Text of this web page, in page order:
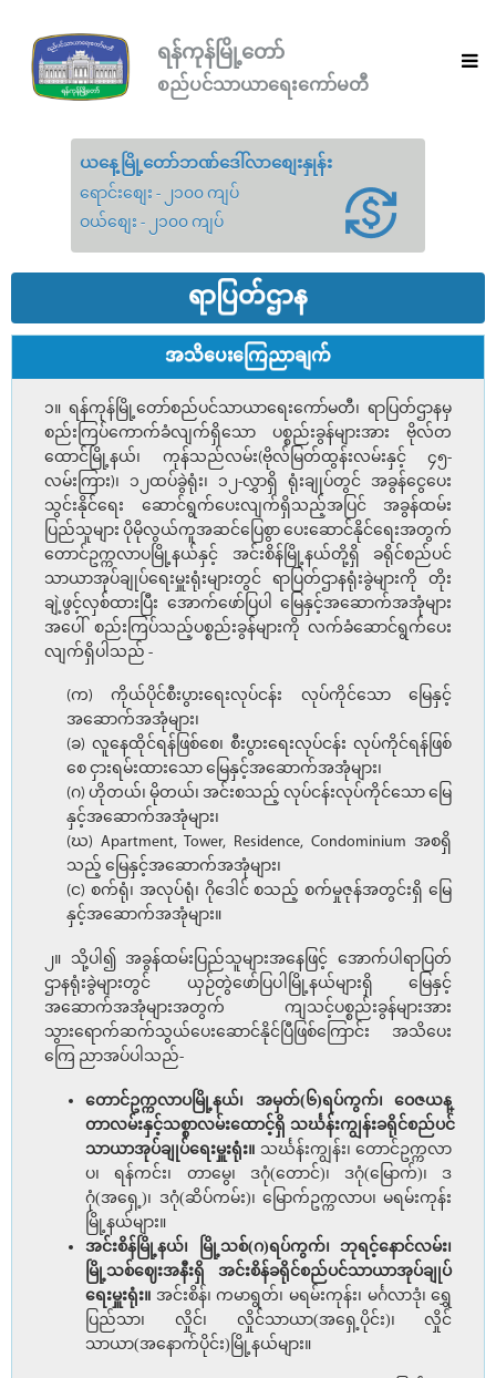
ရန်ကုန်မြို့တော်
စည်ပင်သာယာရေးကော်မတီ
ယနေ့မြို့တော်ဘဏ်ဒေါ်လာစျေးနှုန်း
ရောင်းစျေး - ၂၁၀၀ ကျပ်
ဝယ်စျေး - ၂၁၀၀ ကျပ်
ရာပြတ်ဌာန
အသိပေးကြေညာချက်
၁။ ရန်ကုန်မြို့တော်စည်ပင်သာယာရေးကော်မတီ၊ ရာပြတ်ဌာနမှ
စည်းကြပ်ကောက်ခံလျက်ရှိသော ပစ္စည်းခွန်များအား ဗိုလ်တ
ထောင်မြို့နယ်၊ ကုန်သည်လမ်း(ဗိုလ်မြတ်ထွန်းလမ်းနှင့် ၄၅-
လမ်းကြား)၊ ၁၂ထပ်ခွဲရုံး၊ ၁၂-လွှာရှိ ရုံးချုပ်တွင် အခွန်ငွေပေး
သွင်းနိုင်ရေး ဆောင်ရွက်ပေးလျက်ရှိသည့်အပြင် အခွန်ထမ်း
ပြည်သူများ ပိုမိုလွယ်ကူအဆင်ပြေစွာ ပေးဆောင်နိုင်ရေးအတွက်
တောင်ဥက္ကလာပမြို့နယ်နှင့် အင်းစိန်မြို့နယ်တို့ရှိ ခရိုင်စည်ပင်
သာယာအုပ်ချုပ်ရေးမှူးရုံးများတွင် ရာပြတ်ဌာနရုံးခွဲများကို တိုး
ချဲ့ဖွင့်လှစ်ထားပြီး အောက်ဖော်ပြပါ မြေနှင့်အဆောက်အအုံများ
အပေါ် စည်းကြပ်သည့်ပစ္စည်းခွန်များကို လက်ခံဆောင်ရွက်ပေး
လျက်ရှိပါသည် -
(က) ကိုယ်ပိုင်စီးပွားရေးလုပ်ငန်း လုပ်ကိုင်သော မြေနှင့်
အဆောက်အအုံများ၊
(ခ) လူနေထိုင်ရန်ဖြစ်စေ၊ စီးပွားရေးလုပ်ငန်း လုပ်ကိုင်ရန်ဖြစ်
စေ ငှားရမ်းထားသော မြေနှင့်အဆောက်အအုံများ၊
(ဂ) ဟိုတယ်၊ မိုတယ်၊ အင်းစသည့် လုပ်ငန်းလုပ်ကိုင်သော မြေ
နှင့်အဆောက်အအုံများ၊
(ဃ) Apartment, Tower, Residence, Condominium အစရှိ
သည့် မြေနှင့်အဆောက်အအုံများ၊
(င) စက်ရုံ၊ အလုပ်ရုံ၊ ဂိုဒေါင် စသည့် စက်မှုဇုန်အတွင်းရှိ မြေ
နှင့်အဆောက်အအုံများ။
၂။ သို့ပါ၍ အခွန်ထမ်းပြည်သူများအနေဖြင့် အောက်ပါရာပြတ်
ဌာနရုံးခွဲများတွင် ယှဉ်တွဲဖော်ပြပါမြို့နယ်များရှိ မြေနှင့်
အဆောက်အအုံများအတွက် ကျသင့်ပစ္စည်းခွန်များအား
သွားရောက်ဆက်သွယ်ပေးဆောင်နိုင်ပြီဖြစ်ကြောင်း အသိပေး
ကြေ ညာအပ်ပါသည်-
တောင်ဥက္ကလာပမြို့နယ်၊ အမှတ်(၆)ရပ်ကွက်၊ ဝေဇယန္
တာလမ်းနှင့်သစ္စာလမ်းထောင့်ရှိ သင်္ဃန်းကျွန်းခရိုင်စည်ပင်
သာယာအုပ်ချုပ်ရေးမှူးရုံး။ သင်္ဃန်းကျွန်း၊ တောင်ဥက္ကလာ
ပ၊ ရန်ကင်း၊ တာမွေ၊ ဒဂုံ(တောင်)၊ ဒဂုံ(မြောက်)၊ ဒ
ဂုံ(အရှေ့)၊ ဒဂုံ(ဆိပ်ကမ်း)၊ မြောက်ဥက္ကလာပ၊ မရမ်းကုန်း
မြို့နယ်များ။
အင်းစိန်မြို့နယ်၊ မြို့သစ်(ဂ)ရပ်ကွက်၊ ဘုရင့်နောင်လမ်း၊
မြို့သစ်ဈေးအနီးရှိ အင်းစိန်ခရိုင်စည်ပင်သာယာအုပ်ချုပ်
ရေးမှူးရုံး။ အင်းစိန်၊ ကမာရွတ်၊ မရမ်းကုန်း၊ မင်္ဂလာဒုံ၊ ရွှေ
ပြည်သာ၊ လှိုင်၊ လှိုင်သာယာ(အရှေ့ပိုင်း)၊ လှိုင်
သာယာ(အနောက်ပိုင်း)မြို့နယ်များ။